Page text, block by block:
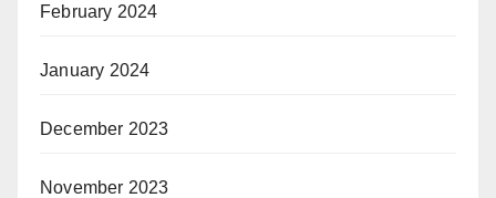
February 2024
January 2024
December 2023
November 2023